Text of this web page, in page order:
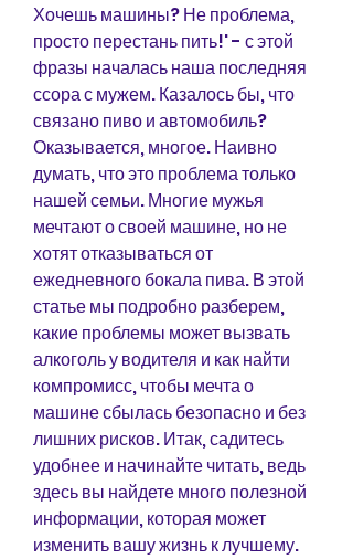
Хочешь машины? Не проблема,
просто перестань пить!' - с этой
фразы началась наша последняя
ссора с мужем. Казалось бы, что
связано пиво и автомобиль?
Оказывается, многое. Наивно
думать, что это проблема только
нашей семьи. Многие мужья
мечтают о своей машине, но не
хотят отказываться от
ежедневного бокала пива. В этой
статье мы подробно разберем,
какие проблемы может вызвать
алкоголь у водителя и как найти
компромисс, чтобы мечта о
машине сбылась безопасно и без
лишних рисков. Итак, садитесь
удобнее и начинайте читать, ведь
здесь вы найдете много полезной
информации, которая может
изменить вашу жизнь к лучшему.